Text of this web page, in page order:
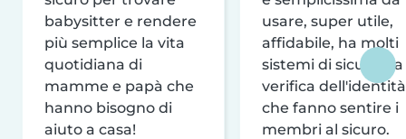
babysitter e rendere
più semplice la vita
quotidiana di
mamme e papà che
hanno bisogno di
aiuto a casa!
usare, super utile,
affidabile, ha molti
sistemi di sicurezza
verifica dell'identità
che fanno sentire i
membri al sicuro.